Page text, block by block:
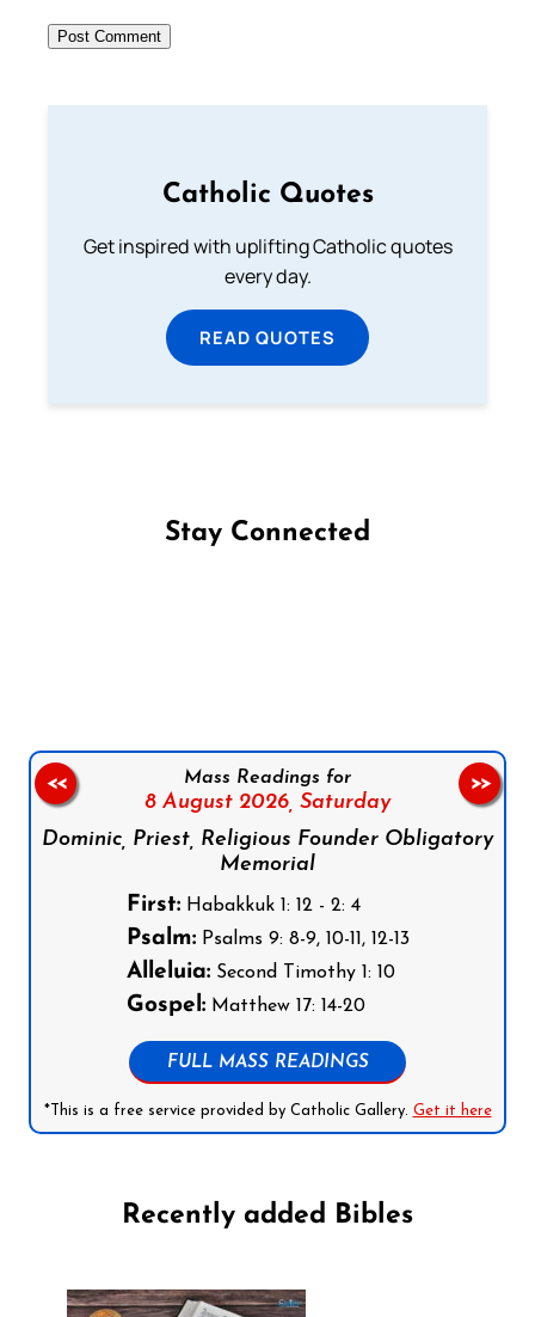
Catholic Quotes
Get inspired with uplifting Catholic quotes
every day.
READ QUOTES
Stay Connected
Mass Readings for
8 August 2026, Saturday
Dominic, Priest, Religious Founder Obligatory
Memorial
First:Habakkuk 1: 12 - 2: 4
Psalm:Psalms 9: 8-9, 10-11, 12-13
Alleluia:Second Timothy 1: 10
Gospel:Matthew 17: 14-20
FULL MASS READINGS
*This is a free service provided by Catholic Gallery. Get it here
<< >>
Recently added Bibles